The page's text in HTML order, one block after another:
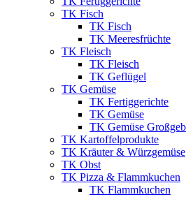
TK Fisch
TK Fisch
TK Meeresfrüchte
TK Fleisch
TK Fleisch
TK Geflügel
TK Gemüse
TK Fertiggerichte
TK Gemüse
TK Gemüse
TK Kartoffelprodukte
TK Kräuter & Würzgemüse
TK Obst
TK Pizza & Flammkuchen
TK Flammkuchen